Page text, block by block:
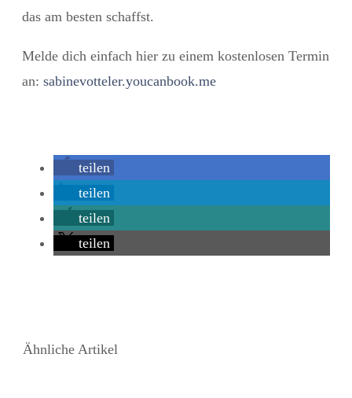
das am besten schaffst.
Melde dich einfach hier zu einem kostenlosen Termin
an: sabinevotteler.youcanbook.me
teilen
teilen
teilen
teilen
Ähnliche Artikel